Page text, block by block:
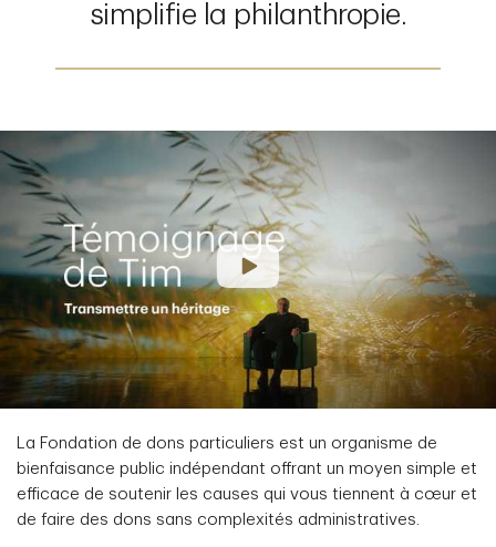
simplifie la philanthropie.
La Fondation de dons particuliers est un organisme de
bienfaisance public indépendant offrant un moyen simple et
efficace de soutenir les causes qui vous tiennent à cœur et
de faire des dons sans complexités administratives.